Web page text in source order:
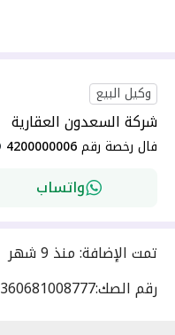
وكيل البيع
شركة السعدون العقارية
فال رخصة رقم4200000006
واتساب
تمت الإضافة:منذ 9 شهر
رقم الصك:360681008777